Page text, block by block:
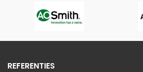
REFERENTIES